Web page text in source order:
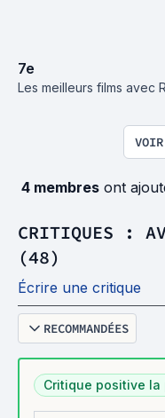
7e
Les meilleurs films avec
4 membres ont
CRITIQUES :
(48)
Écrire une critique
RECOMMANDÉES
Critique positive la